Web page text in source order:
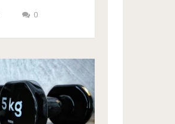
0